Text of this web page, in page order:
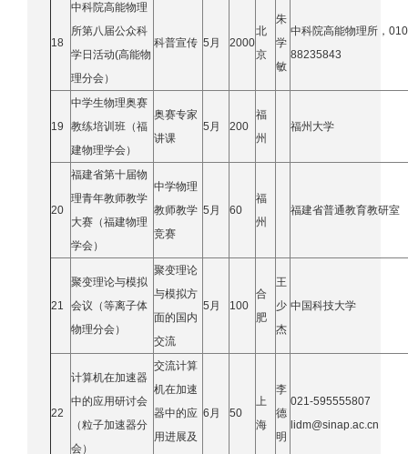
18
中科院高能物理
所第八届公众科
学日活动(高能物
理分会）
科普宣传 5月 2000
北
京
朱
学
敏
中科院高能物理所，
88235843
19
中学生物理奥赛
教练培训班（福
建物理学会）
奥赛专家
讲课
5月 200
福
州
福州大学
20
福建省第十届物
理青年教师教学
大赛（福建物理
学会）
中学物理
教师教学
竞赛
5月 60
福
州
福建省普通教育教研室
21
聚变理论与模拟
会议（等离子体
物理分会）
聚变理论
与模拟方
面的国内
交流
5月 100
合
肥
王
少
杰
中国科技大学
22
计算机在加速器
中的应用研讨会
（粒子加速器分
会）
交流计算
机在加速
器中的应
用进展及
6月 50
上
海
李
德
明
021-595555807
lidm@sinap.ac.cn